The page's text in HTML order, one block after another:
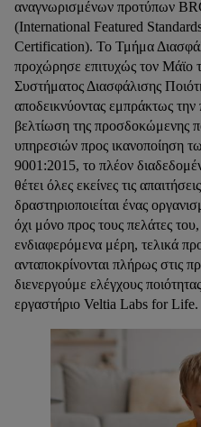
αναγνωρισμένων προτύπων
(International Featured
Certification). Το Τμήμα
προχώρησε επιτυχώς τον Μάϊο
Συστήματος Διασφάλισης
αποδεικνύοντας εμπράκτως
βελτίωση της προσδοκώμενης
υπηρεσιών προς ικανοποίηση
9001:2015, το πλέον
θέτει όλες εκείνες τις
δραστηριοποιείται ένας
όχι μόνο προς τους πελάτες
ενδιαφερόμενα μέρη, τελικά
ανταποκρίνονται πλήρως στις
διενεργούμε ελέγχους
εργαστήριο Veltia Labs for Life.
κάθε τεχνολογίας.
Κάνοντας κλικ στην επιλογή
τη χρήση των τεχνικά
κλικ στην επιλογή
επεξεργασία για όλους τους
Περαιτέρω πληροφορίες,
αποθήκευσης των δεδομένων
ανακαλέσετε τη συγκατάθεσή
για το μέλλον, μπορείτε να
μας.
Μπορείτε να βρείτε τα
εδώ.